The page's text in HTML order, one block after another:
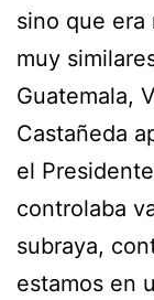
sino que era
muy
Guatemala,
Castañeda
el
controlaba
subraya,
estamos en